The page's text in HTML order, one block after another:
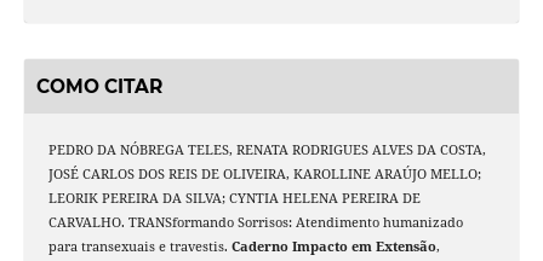
COMO CITAR
PEDRO DA NÓBREGA TELES, RENATA RODRIGUES ALVES DA COSTA,
JOSÉ CARLOS DOS REIS DE OLIVEIRA, KAROLLINE ARAÚJO MELLO;
LEORIK PEREIRA DA SILVA; CYNTIA HELENA PEREIRA DE
CARVALHO. TRANSformando Sorrisos: Atendimento humanizado
para transexuais e travestis. Caderno Impacto em Extensão,